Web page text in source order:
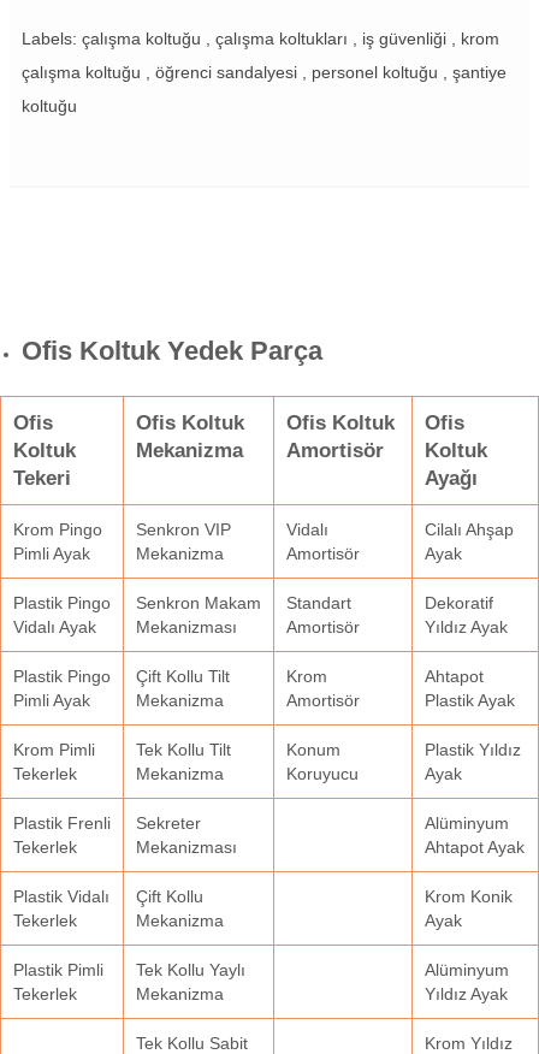
Labels: çalışma koltuğu , çalışma koltukları , iş güvenliği , krom
çalışma koltuğu , öğrenci sandalyesi , personel koltuğu , şantiye
koltuğu
Ofis Koltuk Yedek Parça
Ofis
Koltuk
Tekeri
Ofis Koltuk
Mekanizma
Ofis Koltuk
Amortisör
Ofis
Koltuk
Ayağı
Krom Pingo
Pimli Ayak
Senkron VIP
Mekanizma
Vidalı
Amortisör
Cilalı Ahşap
Ayak
Plastik Pingo
Vidalı Ayak
Senkron Makam
Mekanizması
Standart
Amortisör
Dekoratif
Yıldız Ayak
Plastik Pingo
Pimli Ayak
Çift Kollu Tilt
Mekanizma
Krom
Amortisör
Ahtapot
Plastik Ayak
Krom Pimli
Tekerlek
Tek Kollu Tilt
Mekanizma
Konum
Koruyucu
Plastik Yıldız
Ayak
Plastik Frenli
Tekerlek
Sekreter
Mekanizması
Alüminyum
Ahtapot Ayak
Plastik Vidalı
Tekerlek
Çift Kollu
Mekanizma
Krom Konik
Ayak
Plastik Pimli
Tekerlek
Tek Kollu Yaylı
Mekanizma
Alüminyum
Yıldız Ayak
Tek Kollu Sabit
Krom Yıldız